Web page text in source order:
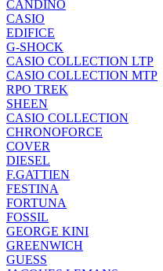
CANDINO
CASIO
EDIFICE
G-SHOCK
CASIO COLLECTION LTP
CASIO COLLECTION MTP
RPO TREK
SHEEN
CASIO COLLECTION
CHRONOFORCE
COVER
DIESEL
F.GATTIEN
FESTINA
FORTUNA
FOSSIL
GEORGE KINI
GREENWICH
GUESS